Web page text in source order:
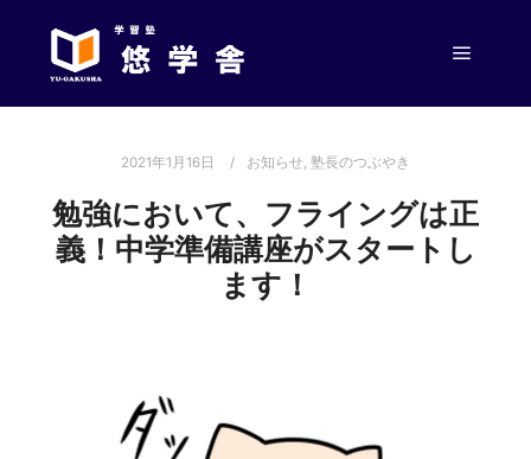
2021年1月16日 お知らせ, 塾長のつぶやき
勉強において、フライングは正
義！中学準備講座がスタートし
ます！